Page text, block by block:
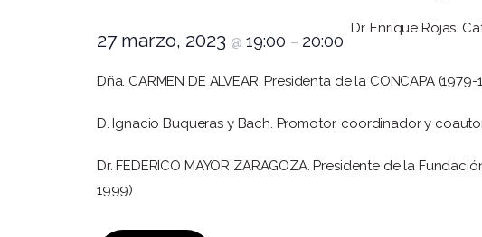
27 marzo, 2023 @ 19:00 – 20:00
Dr. Enrique Rojas.
Dña. CARMEN DE ALVEAR. Presidenta de la CONCAPA (1979-
D. Ignacio Buqueras y Bach. Promotor, coordinador y
Dr. FEDERICO MAYOR ZARAGOZA. Presidente de la
1999)